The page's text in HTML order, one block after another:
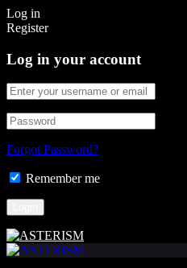
Log in
Register
Log in your account
Forgot Password?
Remember me